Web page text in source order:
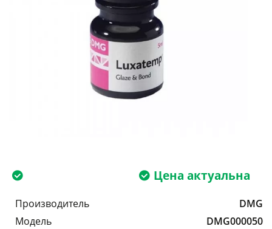
Цена актуальна
Производитель
DMG
Модель
DMG000050